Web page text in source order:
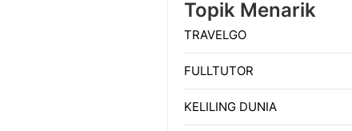
Topik Menarik
TRAVELGO
FULLTUTOR
KELILING DUNIA